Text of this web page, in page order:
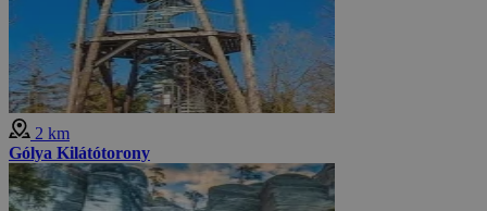
2 km
Gólya Kilátótorony